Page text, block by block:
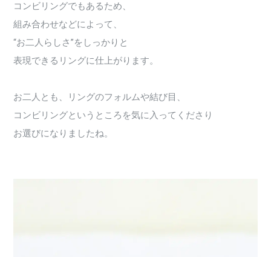
コンビリングでもあるため、
組み合わせなどによって、
“お二人らしさ”をしっかりと
表現できるリングに仕上がります。
お二人とも、リングのフォルムや結び目、
コンビリングというところを気に入ってくださり
お選びになりましたね。